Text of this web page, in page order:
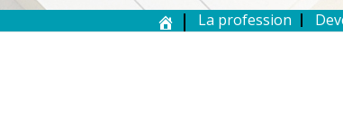
La profession